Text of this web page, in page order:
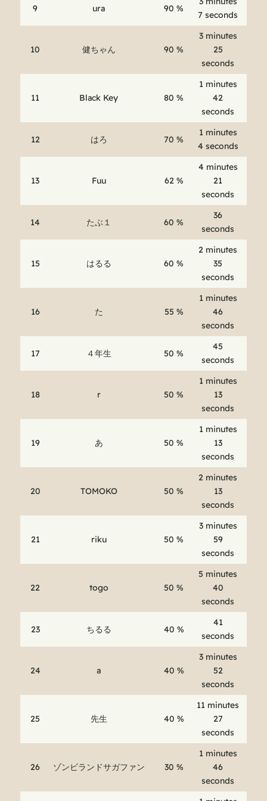
9 ura 90 %
7 seconds
10 健ちゃん 90 %
3 minutes
25
seconds
11 Black Key 80 %
1 minutes
42
seconds
12 はろ 70 %
1 minutes
4 seconds
13 Fuu 62 %
4 minutes
21
seconds
14 たぶ１ 60 %
36
seconds
15 はるる 60 %
2 minutes
35
seconds
16 た 55 %
1 minutes
46
seconds
17 ４年生 50 %
45
seconds
18 r 50 %
1 minutes
13
seconds
19 あ 50 %
1 minutes
13
seconds
20 TOMOKO 50 %
2 minutes
13
seconds
21 riku 50 %
3 minutes
59
seconds
22 togo 50 %
5 minutes
40
seconds
23 ちるる 40 %
41
seconds
24 a 40 %
3 minutes
52
seconds
25 先生 40 %
11 minutes
27
seconds
26 ゾンビランドサガファン 30 %
1 minutes
46
seconds